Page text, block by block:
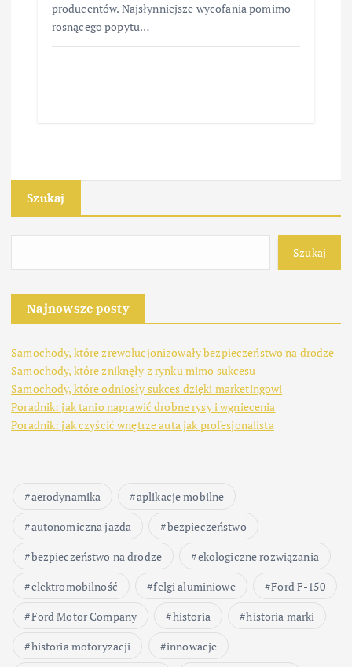
producentów. Najsłynniejsze wycofania pomimo
rosnącego popytu…
Szukaj
Szukaj
Najnowsze posty
Samochody, które zrewolucjonizowały bezpieczeństwo na drodze
Samochody, które zniknęły z rynku mimo sukcesu
Samochody, które odniosły sukces dzięki marketingowi
Poradnik: jak tanio naprawić drobne rysy i wgniecenia
Poradnik: jak czyścić wnętrze auta jak profesjonalista
aerodynamika
aplikacje mobilne
autonomiczna jazda
bezpieczeństwo
bezpieczeństwo na drodze
ekologiczne rozwiązania
elektromobilność
felgi aluminiowe
Ford F-150
Ford Motor Company
historia
historia marki
historia motoryzacji
innowacje